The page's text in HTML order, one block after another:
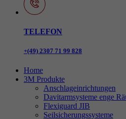
TELEFON
+(49) 2307 71 99 828
Home
3M Produkte
Anschlageinrichtungen
Davitarmsysteme enge
Flexiguard JIB
Seilsicherungssysteme